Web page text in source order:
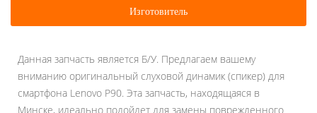
Изготовитель
Данная запчасть является Б/У. Предлагаем вашему
вниманию оригинальный слуховой динамик (спикер) для
смартфона Lenovo P90. Эта запчасть, находящаяся в
Минске, идеально подойдет для замены поврежденного